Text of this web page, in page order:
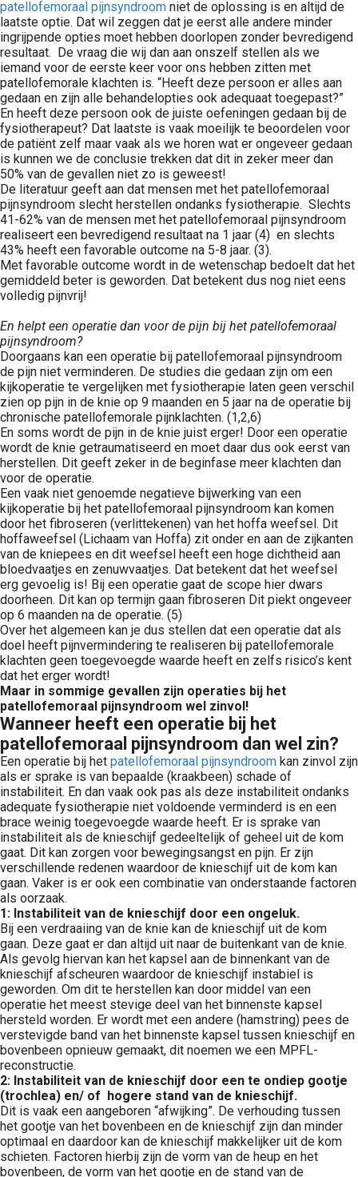
patellofemoraal pijnsyndroom niet de oplossing is en altijd de
laatste optie. Dat wil zeggen dat je eerst alle andere minder
ingrijpende opties moet hebben doorlopen zonder bevredigend
resultaat. De vraag die wij dan aan onszelf stellen als we
iemand voor de eerste keer voor ons hebben zitten met
patellofemorale klachten is. “Heeft deze persoon er alles aan
gedaan en zijn alle behandelopties ook adequaat toegepast?”
En heeft deze persoon ook de juiste oefeningen gedaan bij de
fysiotherapeut? Dat laatste is vaak moeilijk te beoordelen voor
de patiënt zelf maar vaak als we horen wat er ongeveer gedaan
is kunnen we de conclusie trekken dat dit in zeker meer dan
50% van de gevallen niet zo is geweest!
De literatuur geeft aan dat mensen met het patellofemoraal
pijnsyndroom slecht herstellen ondanks fysiotherapie. Slechts
41-62% van de mensen met het patellofemoraal pijnsyndroom
realiseert een bevredigend resultaat na 1 jaar (4) en slechts
43% heeft een favorable outcome na 5-8 jaar. (3).
Met favorable outcome wordt in de wetenschap bedoelt dat het
gemiddeld beter is geworden. Dat betekent dus nog niet eens
volledig pijnvrij!
En helpt een operatie dan voor de pijn bij het patellofemoraal
pijnsyndroom?
Doorgaans kan een operatie bij patellofemoraal pijnsyndroom
de pijn niet verminderen. De studies die gedaan zijn om een
kijkoperatie te vergelijken met fysiotherapie laten geen verschil
zien op pijn in de knie op 9 maanden en 5 jaar na de operatie bij
chronische patellofemorale pijnklachten. (1,2,6)
En soms wordt de pijn in de knie juist erger! Door een operatie
wordt de knie getraumatiseerd en moet daar dus ook eerst van
herstellen. Dit geeft zeker in de beginfase meer klachten dan
voor de operatie.
Een vaak niet genoemde negatieve bijwerking van een
kijkoperatie bij het patellofemoraal pijnsyndroom kan komen
door het fibroseren (verlittekenen) van het hoffa weefsel. Dit
hoffaweefsel (Lichaam van Hoffa) zit onder en aan de zijkanten
van de kniepees en dit weefsel heeft een hoge dichtheid aan
bloedvaatjes en zenuwvaatjes. Dat betekent dat het weefsel
erg gevoelig is! Bij een operatie gaat de scope hier dwars
doorheen. Dit kan op termijn gaan fibroseren Dit piekt ongeveer
op 6 maanden na de operatie. (5)
Over het algemeen kan je dus stellen dat een operatie dat als
doel heeft pijnvermindering te realiseren bij patellofemorale
klachten geen toegevoegde waarde heeft en zelfs risico’s kent
dat het erger wordt!
Maar in sommige gevallen zijn operaties bij het
patellofemoraal pijnsyndroom wel zinvol!
Wanneer heeft een operatie bij het
patellofemoraal pijnsyndroom dan wel zin?
Een operatie bij het patellofemoraal pijnsyndroom kan zinvol zijn
als er sprake is van bepaalde (kraakbeen) schade of
instabiliteit. En dan vaak ook pas als deze instabiliteit ondanks
adequate fysiotherapie niet voldoende verminderd is en een
brace weinig toegevoegde waarde heeft. Er is sprake van
instabiliteit als de knieschijf gedeeltelijk of geheel uit de kom
gaat. Dit kan zorgen voor bewegingsangst en pijn. Er zijn
verschillende redenen waardoor de knieschijf uit de kom kan
gaan. Vaker is er ook een combinatie van onderstaande factoren
als oorzaak.
1: Instabiliteit van de knieschijf door een ongeluk.
Bij een verdraaiing van de knie kan de knieschijf uit de kom
gaan. Deze gaat er dan altijd uit naar de buitenkant van de knie.
Als gevolg hiervan kan het kapsel aan de binnenkant van de
knieschijf afscheuren waardoor de knieschijf instabiel is
geworden. Om dit te herstellen kan door middel van een
operatie het meest stevige deel van het binnenste kapsel
hersteld worden. Er wordt met een andere (hamstring) pees de
verstevigde band van het binnenste kapsel tussen knieschijf en
bovenbeen opnieuw gemaakt, dit noemen we een MPFL-
reconstructie.
2: Instabiliteit van de knieschijf door een te ondiep gootje
(trochlea) en/ of hogere stand van de knieschijf.
Dit is vaak een aangeboren “afwijking”. De verhouding tussen
het gootje van het bovenbeen en de knieschijf zijn dan minder
optimaal en daardoor kan de knieschijf makkelijker uit de kom
schieten. Factoren hierbij zijn de vorm van de heup en het
bovenbeen, de vorm van het gootje en de stand van de